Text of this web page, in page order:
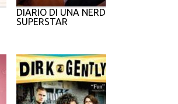
DIARIO DI UNA NERD
SUPERSTAR